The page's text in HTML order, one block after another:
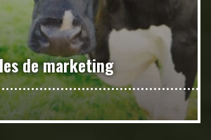
de marketing